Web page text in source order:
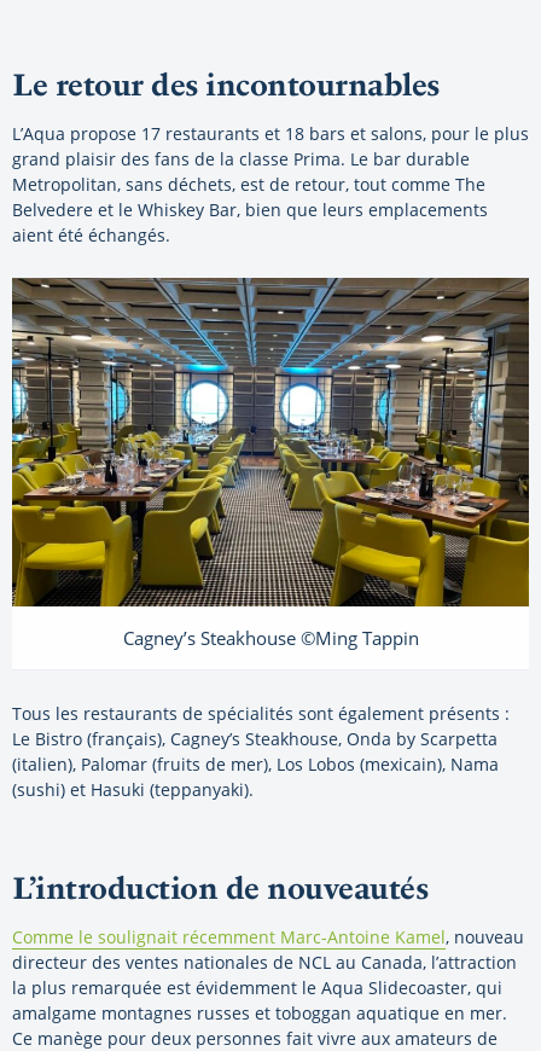
Le retour des incontournables
L’Aqua propose 17 restaurants et 18 bars et salons, pour le plus
grand plaisir des fans de la classe Prima. Le bar durable
Metropolitan, sans déchets, est de retour, tout comme The
Belvedere et le Whiskey Bar, bien que leurs emplacements
aient été échangés.
Cagney’s Steakhouse ©Ming Tappin
Tous les restaurants de spécialités sont également présents :
Le Bistro (français), Cagney’s Steakhouse, Onda by Scarpetta
(italien), Palomar (fruits de mer), Los Lobos (mexicain), Nama
(sushi) et Hasuki (teppanyaki).
L’introduction de nouveautés
Comme le soulignait récemment Marc-Antoine Kamel, nouveau
directeur des ventes nationales de NCL au Canada, l’attraction
la plus remarquée est évidemment le Aqua Slidecoaster, qui
amalgame montagnes russes et toboggan aquatique en mer.
Ce manège pour deux personnes fait vivre aux amateurs de